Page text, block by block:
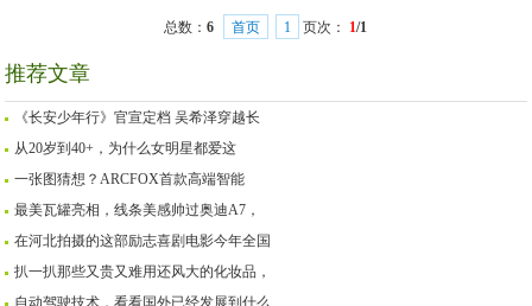
总数：6 首页 1 页次： 1/1
推荐文章
《长安少年行》官宣定档 吴希泽穿越长
从20岁到40+，为什么女明星都爱这
一张图猜想？ARCFOX首款高端智能
最美瓦罐亮相，线条美感帅过奥迪A7，
在河北拍摄的这部励志喜剧电影今年全国
扒一扒那些又贵又难用还风大的化妆品，
自动驾驶技术，看看国外已经发展到什么